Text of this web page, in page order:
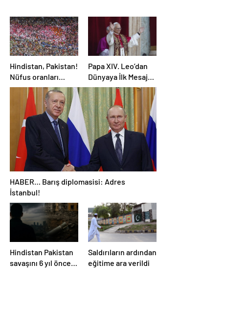
Hindistan, Pakistan!
Nüfus oranları
açıklandı! İşte
Dünyanın en
kalabalık ülkesi!
Dünya haritası
ülkeler!
Papa XIV. Leo’dan
Dünyaya İlk Mesaj:
SAVAŞA SON
VERİN!
HABER… Barış diplomasisi: Adres
İstanbul!
Hindistan Pakistan
savaşını 6 yıl önce
Saldırıların ardından
eğitime ara verildi